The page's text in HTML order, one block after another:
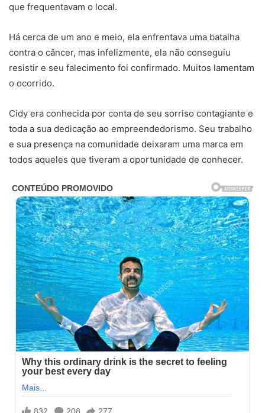
que frequentavam o local.
Há cerca de um ano e meio, ela enfrentava uma batalha
contra o câncer, mas infelizmente, ela não conseguiu
resistir e seu falecimento foi confirmado. Muitos lamentam
o ocorrido.
Cidy era conhecida por conta de seu sorriso contagiante e
toda a sua dedicação ao empreendedorismo. Seu trabalho
e sua presença na comunidade deixaram uma marca em
todos aqueles que tiveram a oportunidade de conhecer.